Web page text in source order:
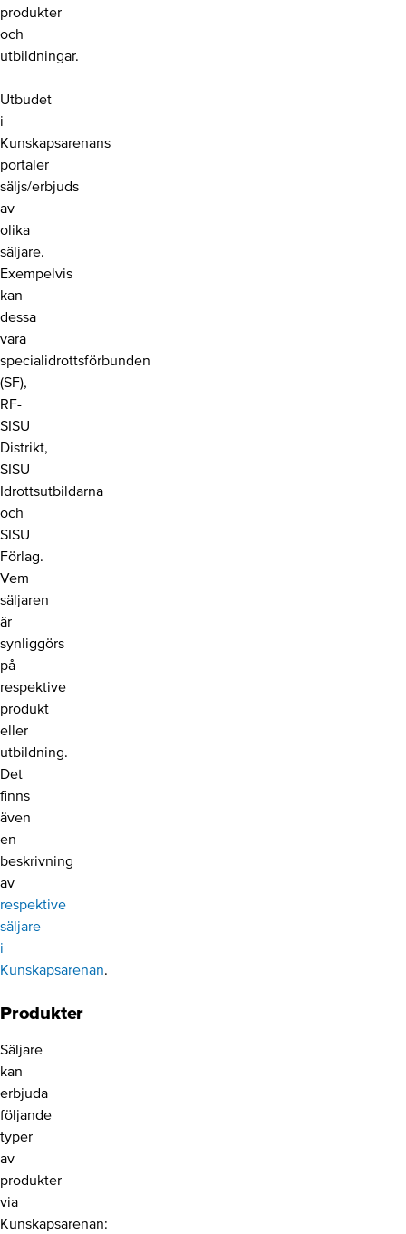
produkter
och
utbildningar.
Utbudet
i
Kunskapsarenans
portaler
säljs/erbjuds
av
olika
säljare.
Exempelvis
kan
dessa
vara
specialidrottsförbunden
(SF),
RF-
SISU
Distrikt,
SISU
Idrottsutbildarna
och
SISU
Förlag.
Vem
säljaren
är
synliggörs
på
respektive
produkt
eller
utbildning.
Det
finns
även
en
beskrivning
av
respektive
säljare
i
Kunskapsarenan.
Produkter
Säljare
kan
erbjuda
följande
typer
av
produkter
via
Kunskapsarenan: